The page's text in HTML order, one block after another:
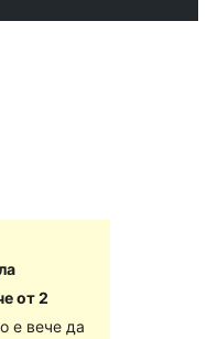
от 2
е вече да